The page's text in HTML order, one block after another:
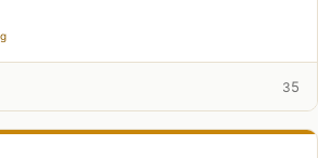
35